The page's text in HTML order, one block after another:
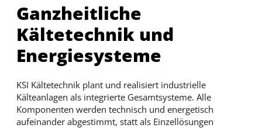
Ganzheitliche
Kältetechnik und
Energiesysteme
KSI Kältetechnik plant und realisiert industrielle
Kälteanlagen als integrierte Gesamtsysteme. Alle
Komponenten werden technisch und energetisch
aufeinander abgestimmt, statt als Einzellösungen